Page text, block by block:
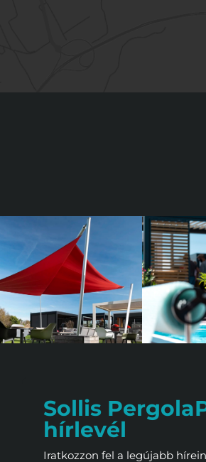
Sollis
hírlevél
Iratkozzon fel a legújabb